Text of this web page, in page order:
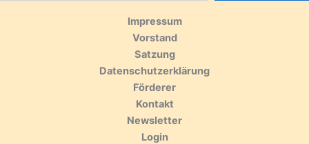
Impressum
Vorstand
Satzung
Datenschutzerklärung
Förderer
Kontakt
Newsletter
Login